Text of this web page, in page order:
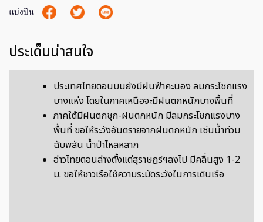
แบ่งปัน
ประเด็นน่าสนใจ
ประเทศไทยตอนบนยังมีฝนฟ้าคะนอง ลมกระโชกแรง
บางแห่ง โดยในภาคเหนือจะมีฝนตกหนักบางพื้นที่
ภาคใต้มีฝนตกชุก-ฝนตกหนัก มีลมกระโชกแรงบาง
พื้นที่ ขอให้ระวังอันตรายจากฝนตกหนัก เช่นน้ำท่วม
ฉับพลัน น้ำป่าไหลหลาก
อ่าวไทยตอนล่างตั้งแต่สุราษฎร์ฯลงไป มีคลื่นสูง 1-2
ม. ขอให้ชาวเรือใช้ความระมัดระวังในการเดินเรือ